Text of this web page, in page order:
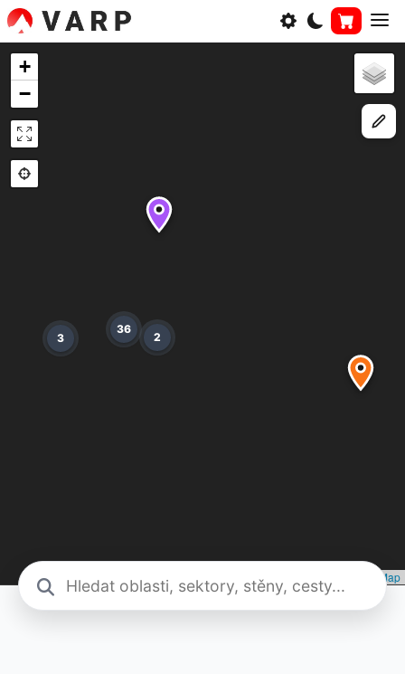
3 2
36
+
−
Leaflet Seznam.cz, a.s. OpenStreetMap